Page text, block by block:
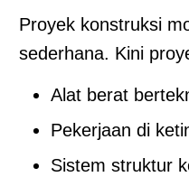
Proyek konstruksi
sederhana. Kini
Alat berat
Pekerjaan di
Sistem struktur